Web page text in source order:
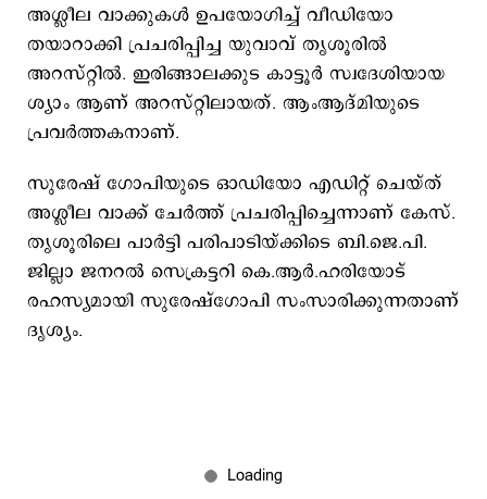
അശ്ലീല വാക്കുകള്‍ ഉപയോഗിച്ച് വീഡിയോ
തയാറാക്കി പ്രചരിപ്പിച്ച യുവാവ് തൃശൂരില്‍
അറസ്റ്റില്‍. ഇരിങ്ങാലക്കുട കാട്ടൂര്‍ സ്വദേശിയായ
ശ്യാം ആണ് അറസ്റ്റിലായത്. ആംആദ്മിയുടെ
പ്രവര്‍ത്തകനാണ്.
സുരേഷ് ഗോപിയുടെ ഓഡിയോ എഡിറ്റ് ചെയ്ത്
അശ്ലീല വാക്ക് ചേര്‍ത്ത് പ്രചരിപ്പിച്ചെന്നാണ് കേസ്.
തൃശൂരിലെ പാര്‍ട്ടി പരിപാടിയ്ക്കിടെ ബി.ജെ.പി.
ജില്ലാ ജനറല്‍ സെക്രട്ടറി കെ.ആര്‍.ഹരിയോട്
രഹസ്യമായി സുരേഷ്ഗോപി സംസാരിക്കുന്നതാണ്
ദൃശ്യം.